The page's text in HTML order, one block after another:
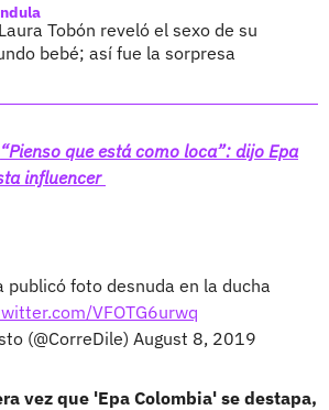
Laura Tobón reveló el sexo de su
bebé; así fue la sorpresa
“Pienso que está como loca”: dijo Epa
influencer
publicó foto desnuda en la ducha
VFOTG6urwq
(@CorreDile) August 8, 2019
vez que 'Epa Colombia' se destapa,